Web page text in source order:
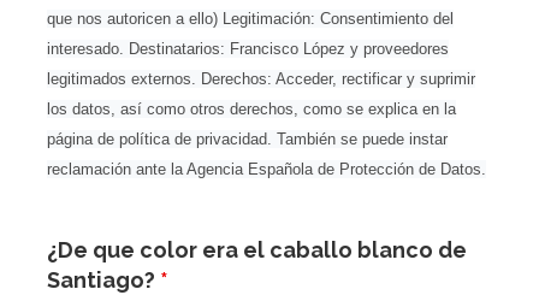
que nos autoricen a ello) Legitimación: Consentimiento del
interesado. Destinatarios: Francisco López y proveedores
legitimados externos. Derechos: Acceder, rectificar y suprimir
los datos, así como otros derechos, como se explica en la
página de política de privacidad. También se puede instar
reclamación ante la Agencia Española de Protección de Datos.
¿De que color era el caballo blanco de
Santiago? *